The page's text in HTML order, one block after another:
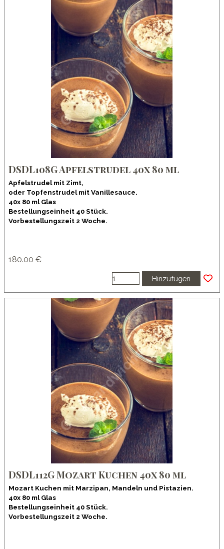
DSDL108G Apfelstrudel 40x 80 ml
Apfelstrudel mit Zimt,
oder Topfenstrudel mit Vanillesauce.
40x 80 ml Glas
Bestellungseinheit 40 Stück.
Vorbestellungszeit 2 Woche.
180.00 €
Hinzufügen
DSDL112G Mozart Kuchen 40x 80 ml
Mozart Kuchen mit Marzipan, Mandeln und Pistazien.
40x 80 ml Glas
Bestellungseinheit 40 Stück.
Vorbestellungszeit 2 Woche.